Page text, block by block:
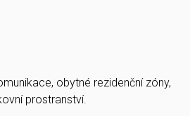
obytné rezidenční zóny,
prostranství.